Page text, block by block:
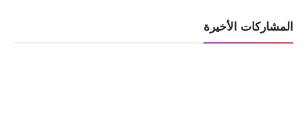
المشاركات الأخيرة